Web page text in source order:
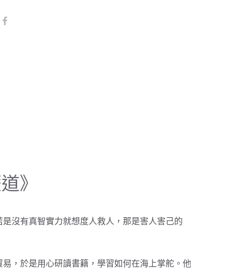
》
沒有真智實力就想度人救人，那是害人害己的
，於是用心研讀書籍，學習如何在海上掌舵。他